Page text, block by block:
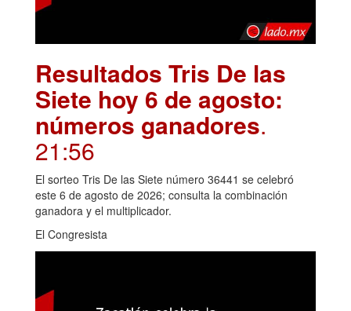
Resultados Tris De las
Siete hoy 6 de agosto:
números ganadores.
21:56
El sorteo Tris De las Siete número 36441 se celebró
este 6 de agosto de 2026; consulta la combinación
ganadora y el multiplicador.
El Congresista